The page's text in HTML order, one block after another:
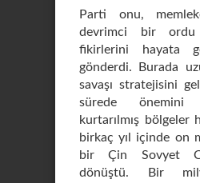
Parti onu,
devrimci bir ordu
fikirlerini hayata
gönderdi. Burada
savaşı stratejisini
sürede önemini
kurtarılmış bölgeler
birkaç yıl içinde on
bir Çin Sovyet
dönüştü. Bir